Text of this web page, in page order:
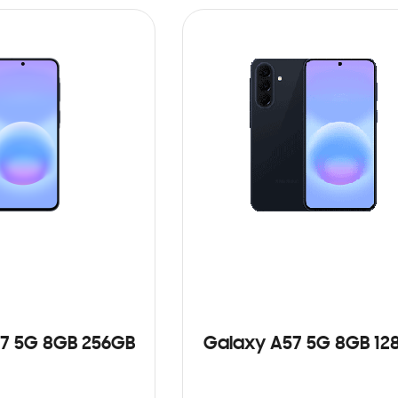
5G 8GB 256GB Galaxy A57 5G 8GB